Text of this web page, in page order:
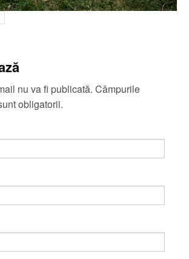
nu va fi publicată. Câmpurile
obligatorii.